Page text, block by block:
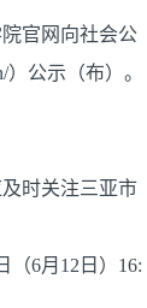
官网向社会公
公示（布）。
时关注三亚市
（6月12日）16: